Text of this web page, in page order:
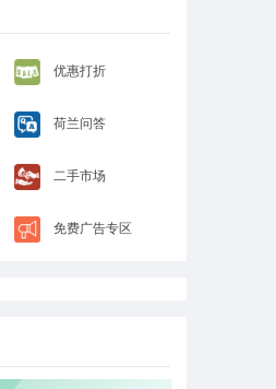
优惠打折
荷兰问答
二手市场
免费广告专区